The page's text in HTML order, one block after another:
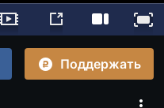
Поддержать